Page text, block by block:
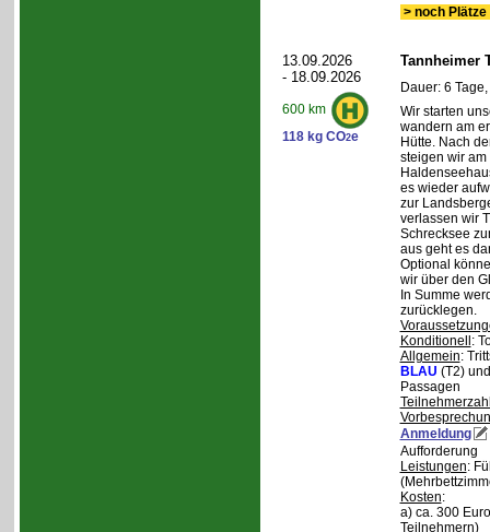
> noch
13.09.2026
- 18.09.2026
600 km
118 kg CO2e
Tannheimer
Dauer: 6
Wir starten
wandern am
Hütte. Nach
steigen wir
es wieder
zur
verlassen wir
Schrecksee
aus geht es
Optional
wir über den
In Summe
zurücklegen.
Konditionell :
Allgemein:
BLAU (T2)
Passagen
Anmeldung
Aufforderung
Leistungen:
Kosten:
a) ca. 300
Teilnehmern)